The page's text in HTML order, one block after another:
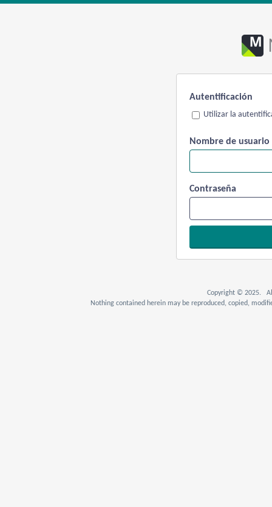
Autentificación
Utilizar la
Nombre de usuario
Contraseña
Copyright © 2025. All
Nothing contained herein may be reproduced, copied,